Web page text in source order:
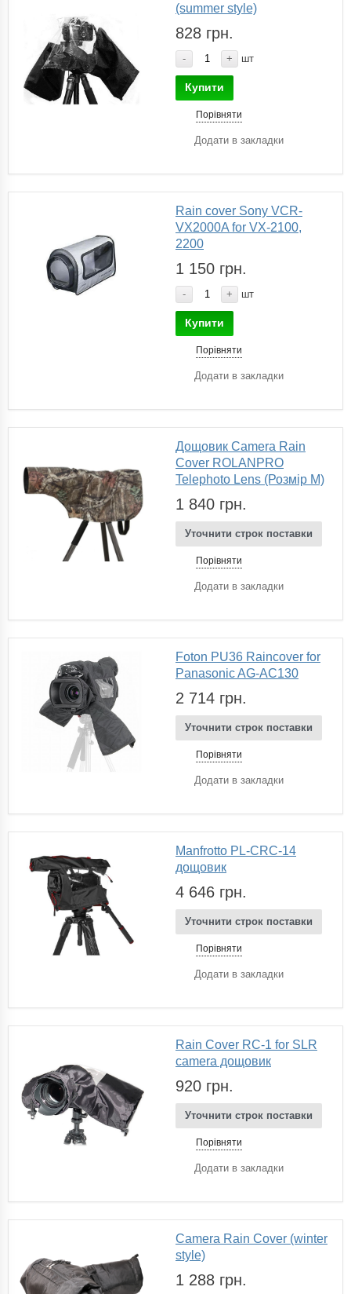
(summer style)
828 грн.
- + шт
Купити
Порівняти
Додати в закладки
Rain cover Sony VCR-
VX2000A for VX-2100,
2200
1 150 грн.
- + шт
Купити
Порівняти
Додати в закладки
Дощовик Camera Rain
Cover ROLANPRO
Telephoto Lens (Розмір M)
1 840 грн.
Уточнити строк поставки
Порівняти
Додати в закладки
Foton PU36 Raincover for
Panasonic AG-AC130
2 714 грн.
Уточнити строк поставки
Порівняти
Додати в закладки
Manfrotto PL-CRC-14
дощовик
4 646 грн.
Уточнити строк поставки
Порівняти
Додати в закладки
Rain Cover RC-1 for SLR
camera дощовик
920 грн.
Уточнити строк поставки
Порівняти
Додати в закладки
Camera Rain Cover (winter
style)
1 288 грн.